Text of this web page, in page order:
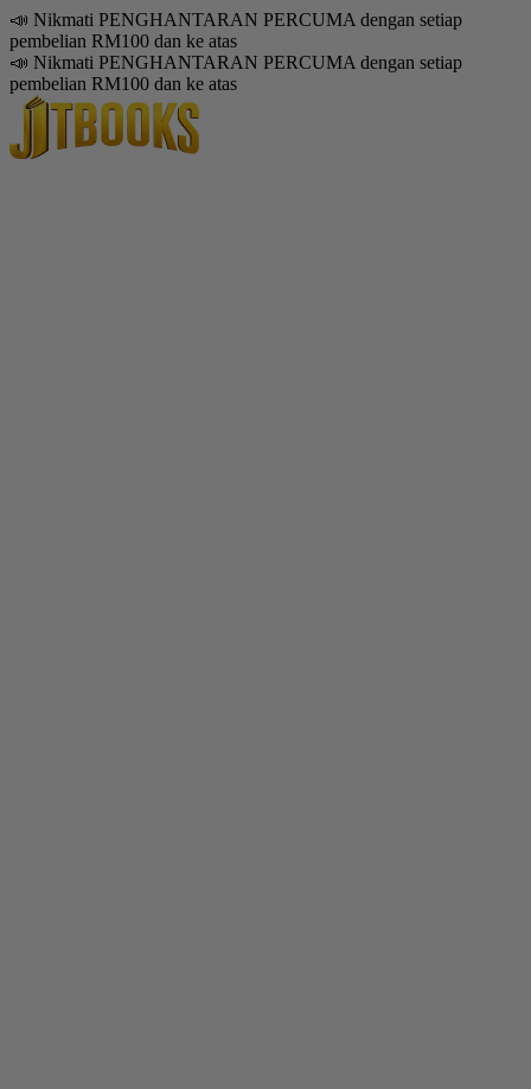
📣 Nikmati PENGHANTARAN PERCUMA dengan setiap
pembelian RM100 dan ke atas
📣 Nikmati PENGHANTARAN PERCUMA dengan setiap
pembelian RM100 dan ke atas